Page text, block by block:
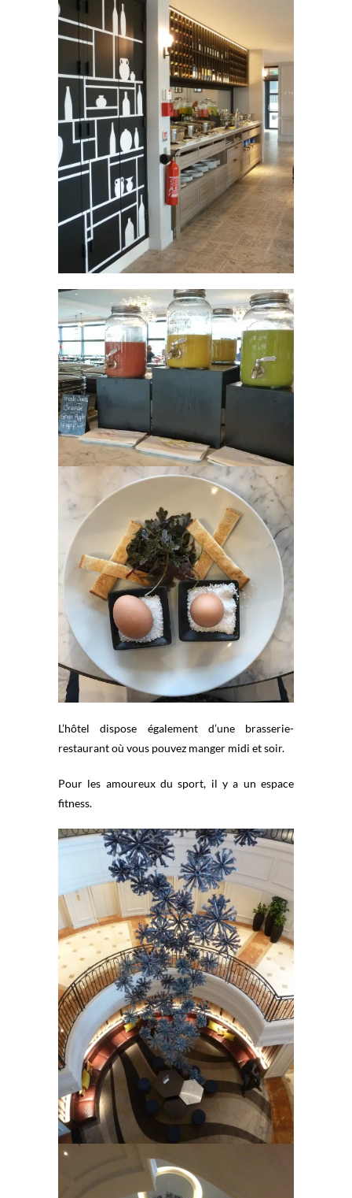
L’hôtel dispose également d’une brasserie-
restaurant où vous pouvez manger midi et soir.
Pour les amoureux du sport, il y a un espace
fitness.